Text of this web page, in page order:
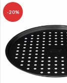
-20%